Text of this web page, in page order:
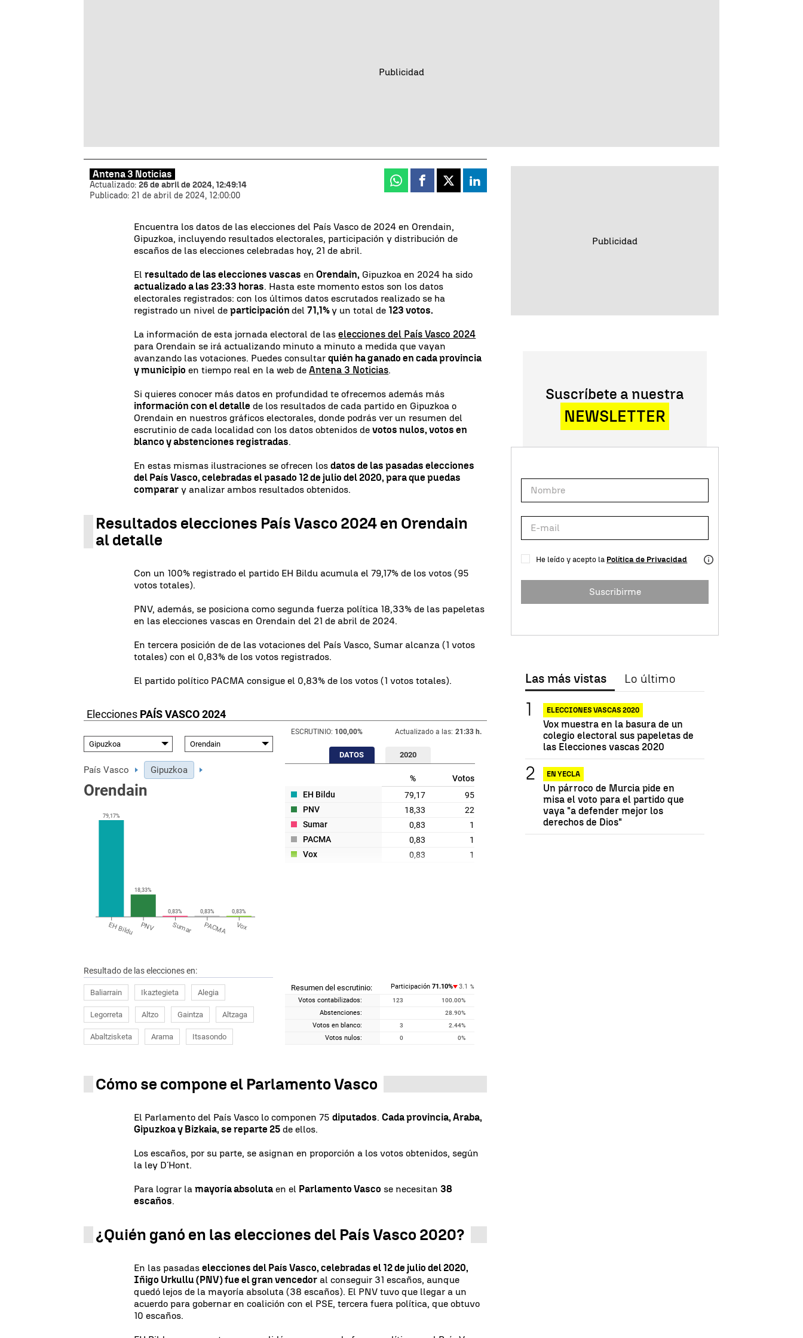
Antena 3 Noticias
Actualizado: 26 de abril de 2024, 12:49:14
Publicado: 21 de abril de 2024, 12:00:00
Whatsapp
Facebook
X Linkedin
Encuentra los datos de las elecciones del País Vasco de 2024 en Orendain,
Gipuzkoa, incluyendo resultados electorales, participación y distribución de
escaños de las elecciones celebradas hoy, 21 de abril.
Elresultado de las elecciones vascas en Orendain, Gipuzkoa en 2024 ha sido
actualizado a las 23:33 horas. Hasta este momento estos son los datos
electorales registrados: con los últimos datos escrutados realizado se ha
registrado un nivel departicipacióndel71,1%y un total de 123 votos.
La información de esta jornada electoral de laselecciones del País Vasco 2024
para Orendain se irá actualizando minuto a minuto a medida que vayan
avanzando las votaciones. Puedes consultarquién ha ganado en cada provincia
y municipio en tiempo real en la web deAntena 3 Noticias.
Si quieres conocer más datos en profundidad te ofrecemos además más
información con el detalle de los resultados de cada partido en Gipuzkoa o
Orendain en nuestros gráficos electorales, donde podrás ver un resumen del
escrutinio de cada localidad con los datos obtenidos devotos nulos, votos en
blanco y abstenciones registradas.
En estas mismas ilustraciones se ofrecen losdatos de las pasadas elecciones
del País Vasco, celebradas el pasado 12 de julio del 2020, para que puedas
comparar y analizar ambos resultados obtenidos.
Resultados elecciones País Vasco 2024 en Orendain
al detalle
Con un 100% registrado el partido EH Bildu acumula el 79,17% de los votos (95
votos totales).
PNV, además, se posiciona como segunda fuerza política 18,33% de las papeletas
en las elecciones vascas en Orendain del 21 de abril de 2024.
En tercera posición de de las votaciones del País Vasco, Sumar alcanza (1 votos
totales) con el 0,83% de los votos registrados.
El partido político PACMA consigue el 0,83% de los votos (1 votos totales).
Elecciones PAÍS VASCO 2024
ESCRUTINIO: 100,00% Actualizado a las: 21:33 h.
País Vasco Gipuzkoa
Orendain
EH Bildu PNV Sumar PACMA Vox
79,17%
18,33%
0,83% 0,83% 0,83%
Resultado de las elecciones en:
Baliarrain Ikaztegieta Alegia
Legorreta Altzo Gaintza Altzaga
Abaltzisketa Arama Itsasondo
DATOS 2020
%
Votos
EH Bildu
79,17
95
PNV
18,33
22
Sumar
0,83
1
PACMA
0,83
1
Vox
0,83 1
Resumen del escrutinio: Participación 71.10% 3.1 %
Votos contabilizados: 123 100.00%
Abstenciones: 28.90%
Votos en blanco: 3 2.44%
Votos nulos: 0 0%
Cómo se compone el Parlamento Vasco
El Parlamento del País Vasco lo componen 75diputados.Cada provincia, Araba,
Gipuzkoa y Bizkaia, se reparte 25 de ellos.
Los escaños, por su parte, se asignan en proporción a los votos obtenidos, según
la ley D´Hont.
Para lograr lamayoría absoluta en el Parlamento Vasco se necesitan 38
escaños.
¿Quién ganó en las elecciones del País Vasco 2020?
En las pasadaselecciones del País Vasco, celebradas el 12 de julio del 2020,
Iñigo Urkullu (PNV) fue el gran vencedor al conseguir 31 escaños, aunque
quedó lejos de la mayoría absoluta (38 escaños). El PNV tuvo que llegar a un
acuerdo para gobernar en coalición con el PSE, tercera fuera política, que obtuvo
10 escaños.
Suscríbete a nuestra
NEWSLETTER
He leído y acepto la Política de Privacidad
Suscribirme
Las más vistas Lo último
ELECCIONES VASCAS 2020
Vox muestra en la basura de un
colegio electoral sus papeletas de
las Elecciones vascas 2020
EN YECLA
Un párroco de Murcia pide en
misa el voto para el partido que
vaya "a defender mejor los
derechos de Dios"